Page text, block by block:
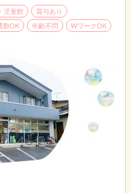
、休憩（無給）として帰宅
夫です。
方は原則として残業禁止で
学校夏休み等の日）＞
送迎
して帰宅して頂いても大丈
ン補給
等）
のための下準備）
児童館
賞与あり
勤OK 年齢不問
WワークOK